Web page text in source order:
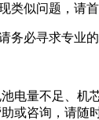
类似问题，请
务必寻求专业的
电量不足、
或咨询，请随